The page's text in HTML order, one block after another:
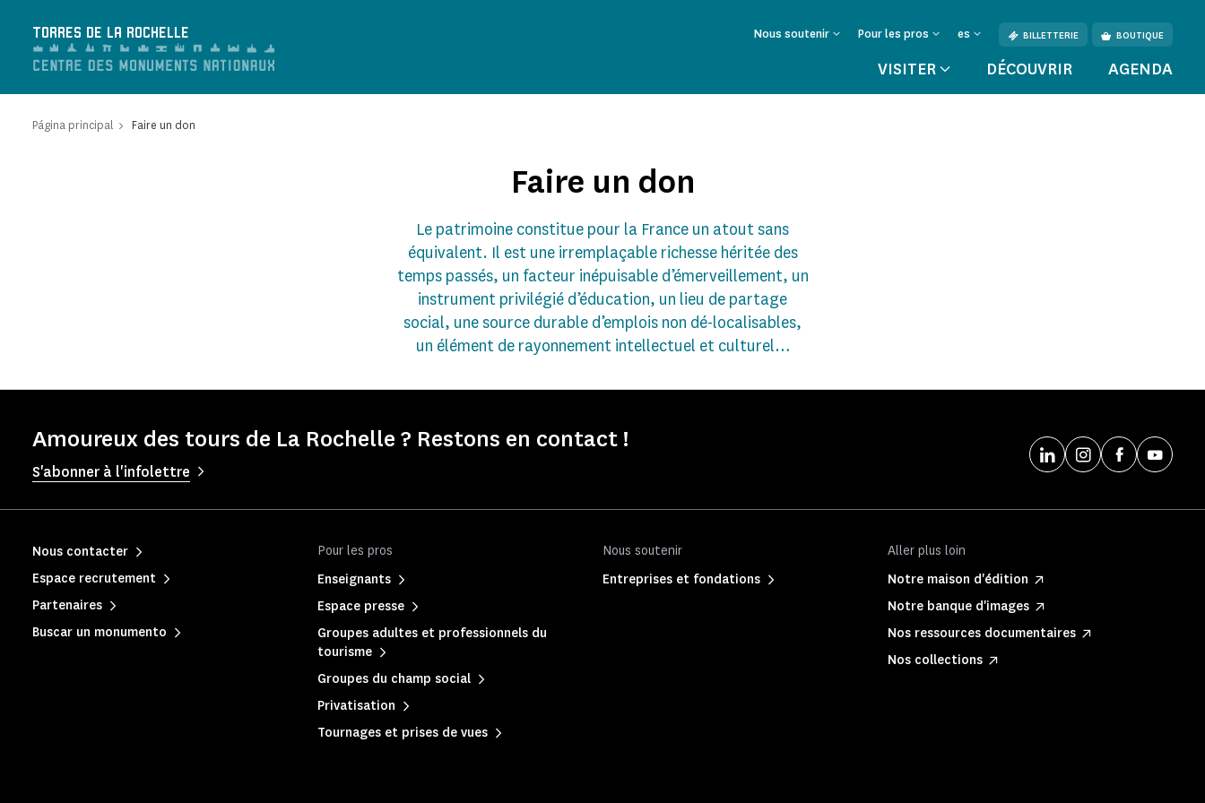
TORRES DE LA ROCHELLE Nous soutenir Pour les pros es BILLETTERIE BOUTIQUE
VISITER DÉCOUVRIR AGENDA
Página principal Faire un don
Faire un don
Le patrimoine constitue pour la France un atout sans
équivalent. Il est une irremplaçable richesse héritée des
temps passés, un facteur inépuisable d’émerveillement, un
instrument privilégié d’éducation, un lieu de partage
social, une source durable d’emplois non dé-localisables,
un élément de rayonnement intellectuel et culturel…
Amoureux des tours de La Rochelle ? Restons en contact !
S'abonner à l'infolettre
Pour les pros
Enseignants
Espace presse
Groupes adultes et professionnels du
tourisme
Groupes du champ social
Privatisation
Tournages et prises de vues
Nous soutenir
Entreprises et fondations
Aller plus loin
Notre maison d'édition
Notre banque d'images
Nos ressources documentaires
Nos collections
Nous contacter
Espace recrutement
Partenaires
Buscar un monumento